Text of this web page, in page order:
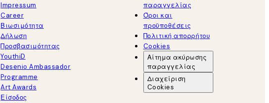
Impressum
Career
Βιωσιμότητα
Δήλωση
Προσβασιμότητας
YouthiD
Desenio Ambassador
Programme
Art Awards
Είσοδος
παραγγελίας
Όροι και
προϋποθέσεις
Πολιτική απορρήτου
Cookies
Αίτημα ακύρωσης
παραγγελίας
Διαχείριση
Cookies